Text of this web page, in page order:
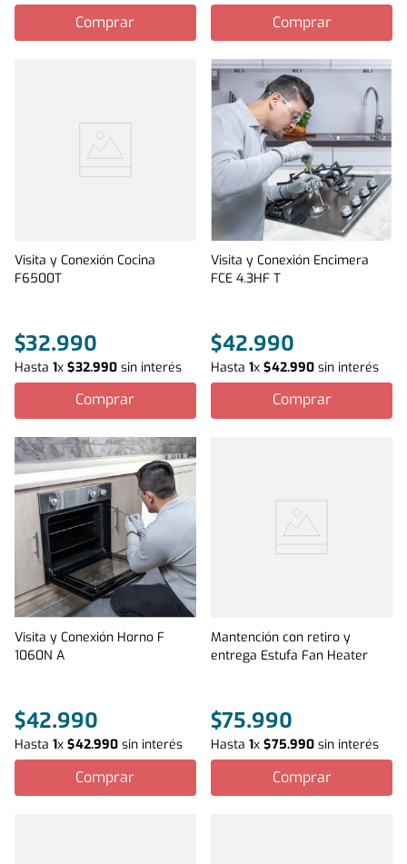
Comprar Comprar
Visita y Conexión Cocina
F6500T
$32.990
Hasta 1x $32.990 sin interés
Comprar
Visita y Conexión Encimera
FCE 4.3HF T
$42.990
Hasta1x$42.990 sin interés
Comprar
Visita y Conexión Horno F
1060N A
$42.990
Hasta 1x $42.990 sin interés
Comprar
Mantención con retiro y
entrega Estufa Fan Heater
$75.990
Hasta1x$75.990 sin interés
Comprar